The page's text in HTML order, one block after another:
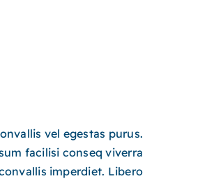
vel egestas purus.
facilisi conseq viverra
imperdiet. Libero